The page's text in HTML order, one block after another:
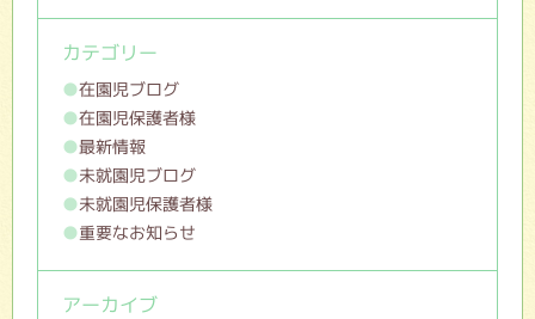
カテゴリー
在園児ブログ
在園児保護者様
最新情報
未就園児ブログ
未就園児保護者様
重要なお知らせ
アーカイブ